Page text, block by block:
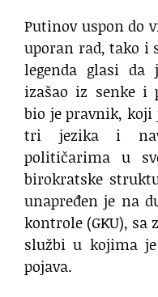
Putinov uspon do
uporan rad, tako i
legenda glasi
izašao iz senke i
bio je pravnik, koji
tri jezika i
političarima u
birokratske
unapređen je na
kontrole (GKU),
službi u kojima
pojava.